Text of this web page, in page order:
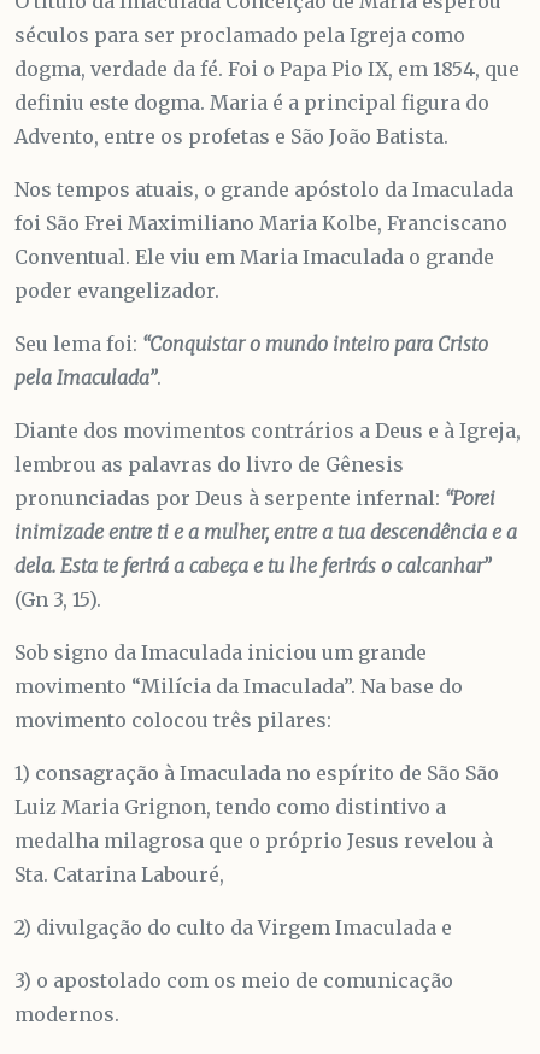
séculos para ser proclamado pela Igreja como
dogma, verdade da fé. Foi o Papa Pio IX, em 1854, que
definiu este dogma. Maria é a principal figura do
Advento, entre os profetas e São João Batista.
Nos tempos atuais, o grande apóstolo da Imaculada
foi São Frei Maximiliano Maria Kolbe, Franciscano
Conventual. Ele viu em Maria Imaculada o grande
poder evangelizador.
Seu lema foi: “Conquistar o mundo inteiro para Cristo
pela Imaculada”.
Diante dos movimentos contrários a Deus e à Igreja,
lembrou as palavras do livro de Gênesis
pronunciadas por Deus à serpente infernal: “Porei
inimizade entre ti e a mulher, entre a tua descendência e a
dela. Esta te ferirá a cabeça e tu lhe ferirás o calcanhar”
(Gn 3, 15).
Sob signo da Imaculada iniciou um grande
movimento “Milícia da Imaculada”. Na base do
movimento colocou três pilares:
1) consagração à Imaculada no espírito de São São
Luiz Maria Grignon, tendo como distintivo a
medalha milagrosa que o próprio Jesus revelou à
Sta. Catarina Labouré,
2) divulgação do culto da Virgem Imaculada e
3) o apostolado com os meio de comunicação
modernos.